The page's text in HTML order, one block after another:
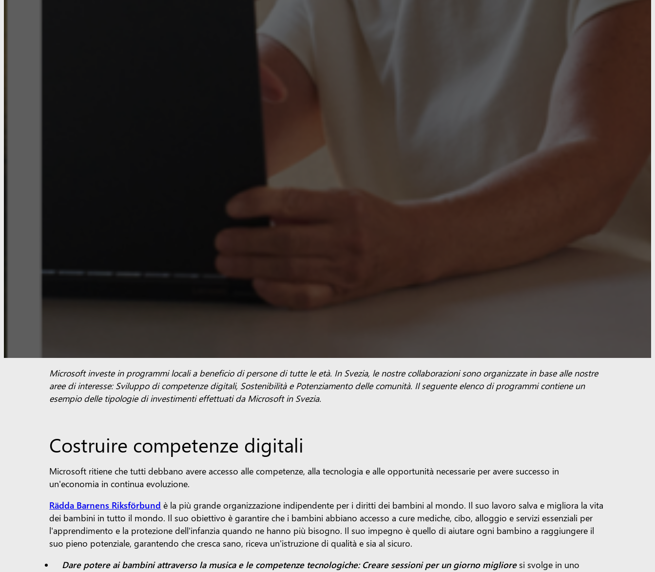
Microsoft investe in programmi locali a beneficio di persone di tutte le età. In Svezia, le nostre collaborazioni sono organizzate in base alle nostre
aree di interesse: Sviluppo di competenze digitali, Sostenibilità e Potenziamento delle comunità. Il seguente elenco di programmi contiene un
esempio delle tipologie di investimenti effettuati da Microsoft in Svezia.
Costruire competenze digitali
Microsoft ritiene che tutti debbano avere accesso alle competenze, alla tecnologia e alle opportunità necessarie per avere successo in
un'economia in continua evoluzione.
Rädda Barnens Riksförbund è la più grande organizzazione indipendente per i diritti dei bambini al mondo. Il suo lavoro salva e migliora la vita
dei bambini in tutto il mondo. Il suo obiettivo è garantire che i bambini abbiano accesso a cure mediche, cibo, alloggio e servizi essenziali per
l'apprendimento e la protezione dell'infanzia quando ne hanno più bisogno. Il suo impegno è quello di aiutare ogni bambino a raggiungere il
suo pieno potenziale, garantendo che cresca sano, riceva un'istruzione di qualità e sia al sicuro.
Dare potere ai bambini attraverso la musica e le competenze tecnologiche: Creare sessioni per un giorno miglioresi svolge in uno